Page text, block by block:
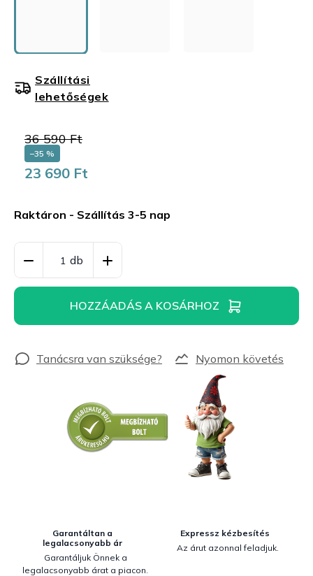
36 590 Ft
–35 %
23 690 Ft
Raktáron - Szállítás 3-5 nap
Szállítási
lehetőségek
HOZZÁADÁS A KOSÁRHOZ
Nyomon követés
Garantáltan a
legalacsonyabb ár
Garantáljuk Önnek a
legalacsonyabb árat a piacon.
Expressz kézbesítés
Az árut azonnal feladjuk.